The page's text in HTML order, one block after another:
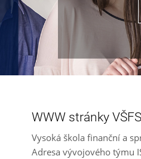
WWW stránky VŠFS
Vysoká škola finanční a
Adresa vývojového týmu